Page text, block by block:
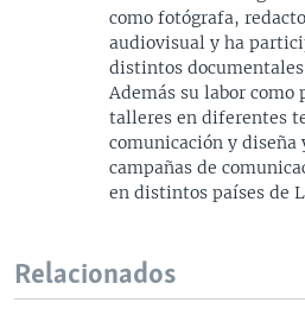
como fotógrafa,
audiovisual y ha
distintos
Además su labor
talleres en diferentes
comunicación y diseña
campañas de
en distintos países de
Relacionados